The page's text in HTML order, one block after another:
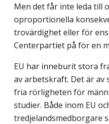
Men det får inte leda till
oproportionella
trovärdighet eller för
Centerpartiet på för en
EU har inneburit stora
av arbetskraft. Det är av
fria rörligheten för
studier. Både inom EU
tredjelandsmedborgare